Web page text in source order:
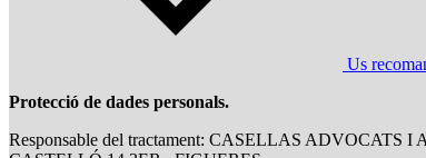
Us
Protecció de dades personals.
Responsable del tractament: CASELLAS ADVOCATS I